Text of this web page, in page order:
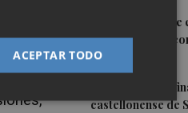
El Villarreal
pretemporada
Galatasaray
Levantan el
castellonense de
plaza
ACEPTAR TODO